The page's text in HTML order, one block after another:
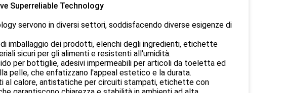
Superreliable Technology
servono in diversi settori, soddisfacendo diverse esigenze di
imballaggio dei prodotti, elenchi degli ingredienti, etichette
sicuri per gli alimenti e resistenti all'umidità.
per bottiglie, adesivi impermeabili per articoli da toeletta ed
pelle, che enfatizzano l'appeal estetico e la durata.
al calore, antistatiche per circuiti stampati, etichette con